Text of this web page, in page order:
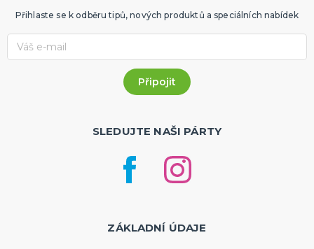
Přihlaste se k odběru tipů, nových produktů a speciálních nabídek
SLEDUJTE NAŠI PÁRTY
ZÁKLADNÍ ÚDAJE